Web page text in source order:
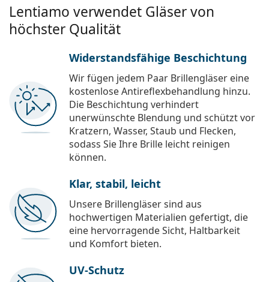
Lentiamo verwendet Gläser von
höchster Qualität
Widerstandsfähige Beschichtung
Wir fügen jedem Paar Brillengläser eine
kostenlose Antireflexbehandlung hinzu.
Die Beschichtung verhindert
unerwünschte Blendung und schützt vor
Kratzern, Wasser, Staub und Flecken,
sodass Sie Ihre Brille leicht reinigen
können.
Klar, stabil, leicht
Unsere Brillengläser sind aus
hochwertigen Materialien gefertigt, die
eine hervorragende Sicht, Haltbarkeit
und Komfort bieten.
UV-Schutz